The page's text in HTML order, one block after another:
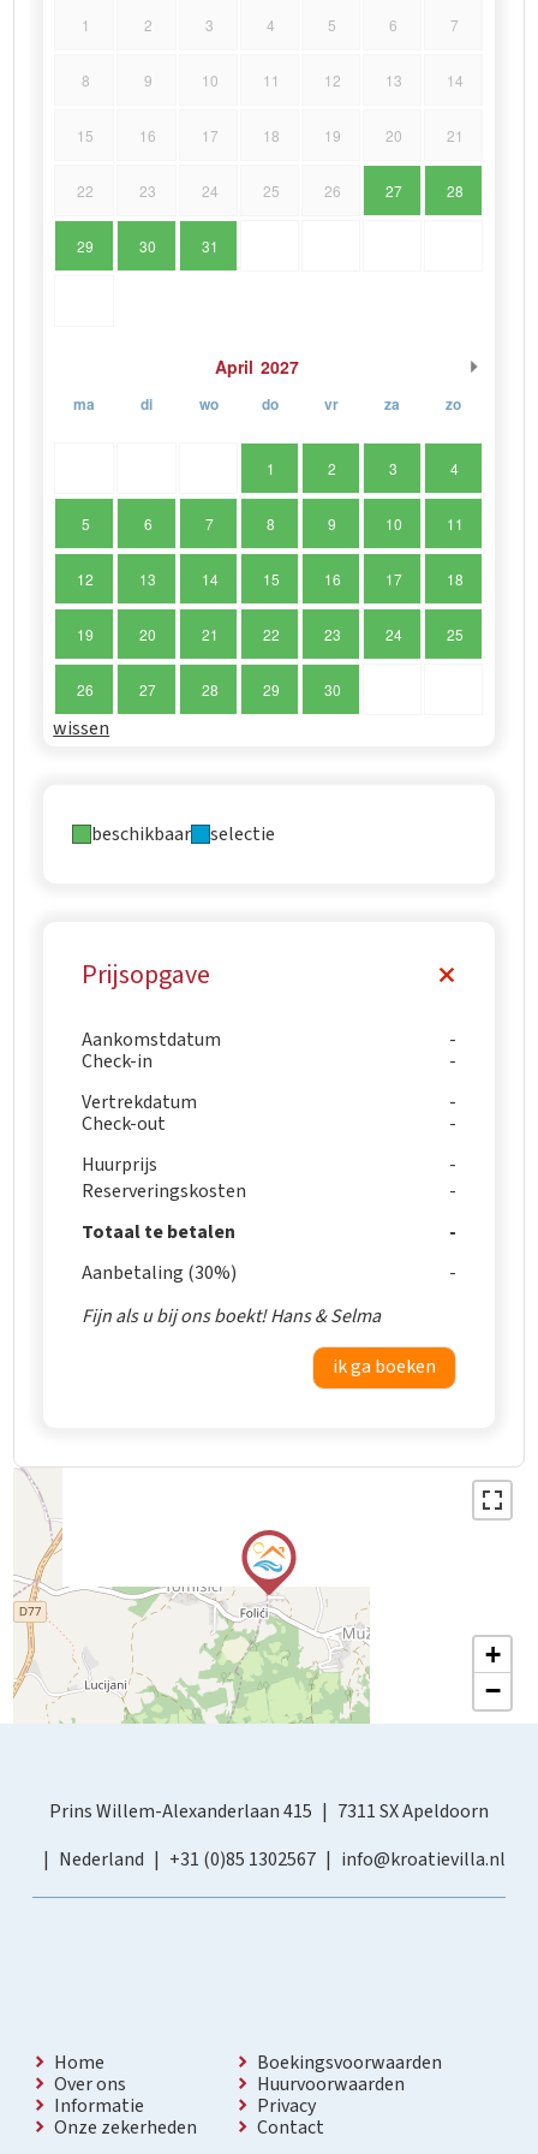
1 2 3 4 5 6 7
8 9 10 11 12 13 14
15 16 17 18 19 20 21
22 23 24 25 26 27 28
29 30 31
April 2027
ma di wo do vr za zo
1 2 3 4
5 6 7 8 9 10 11
12 13 14 15 16 17 18
19 20 21 22 23 24 25
26 27 28 29 30
wissen
beschikbaar selectie
Prijsopgave
Aankomstdatum
Check-in
Vertrekdatum
Check-out
Huurprijs
Reserveringskosten
Totaal te betalen
Aanbetaling (30%)
Fijn als u bij ons boekt! Hans & Selma
ik ga boeken
+
−
Prins Willem-Alexanderlaan 415
7311 SX Apeldoorn
Nederland
+31 (0)85 1302567 info@kroatievilla.nl
Home
Over ons
Informatie
Onze zekerheden
Boekingsvoorwaarden
Huurvoorwaarden
Privacy
Contact